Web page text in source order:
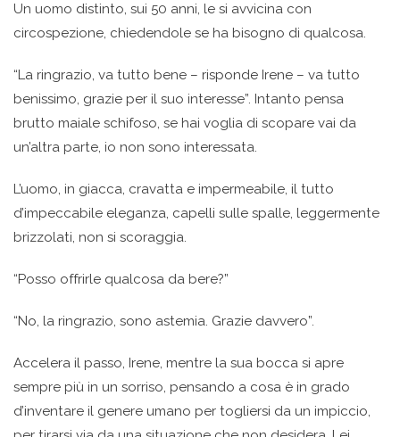
Un uomo distinto, sui 50 anni, le si avvicina con
circospezione, chiedendole se ha bisogno di qualcosa.
“La ringrazio, va tutto bene – risponde Irene – va tutto
benissimo, grazie per il suo interesse”. Intanto pensa
brutto maiale schifoso, se hai voglia di scopare vai da
un’altra parte, io non sono interessata.
L’uomo, in giacca, cravatta e impermeabile, il tutto
d’impeccabile eleganza, capelli sulle spalle, leggermente
brizzolati, non si scoraggia.
“Posso offrirle qualcosa da bere?”
“No, la ringrazio, sono astemia. Grazie davvero”.
Accelera il passo, Irene, mentre la sua bocca si apre
sempre più in un sorriso, pensando a cosa è in grado
d’inventare il genere umano per togliersi da un impiccio,